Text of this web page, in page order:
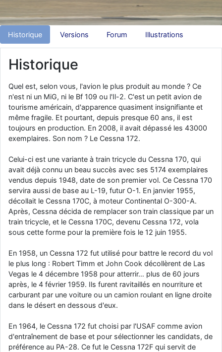
d9pouces
: mais tu peux tenter l'un des rares lycées militaires
comme le Prytanée dans la Sarthe, ça ne peut pas faire de mal !
scientifique, tu as donc encore un peu de temps devant toi
passionnée par l'aviation militaire , pourrais je savoir que faire après
le lycée pour s'orienter et pouvoir devenir officier de l'armée de l'air?
d9pouces : lesquels, par exemple ?
mahmoud : bonsoir, très instructif ce site .mais nous aimerions avoir
les photo des anciens appareils de l'armée de l'air de la haute -volta
jericho: Pour moi tout est à nouveau OK dirait-on… Merci à toi.
d9pouces: En espérant n’avoir coupé les accessoires de personne
au passage !
d9pouces: j'ai trouvé un palliatif un peu violent, mais ça devrait aller
un peu mieux
d9pouces: cette fois, c'est le Brésil et Singapour qui mettent le site
jericho : Ah ben je peux te confirmer que j'étais resté dans le filtre…
d9pouces : Désolé ! Mon filtrage a été un peu trop violent
manifestement
tout voir
Historique Versions Forum Illustrations
Historique
Quel est, selon vous, l'avion le plus produit au monde ? Ce
n'est ni un MiG, ni le Bf 109 ou l'Il-2. C'est un petit avion de
tourisme américain, d'apparence quasiment insignifiante et
même fragile. Et pourtant, depuis presque 60 ans, il est
toujours en production. En 2008, il avait dépassé les 43000
exemplaires. Son nom ? Le Cessna 172.
Celui-ci est une variante à train tricycle du Cessna 170, qui
avait déjà connu un beau succès avec ses 5174 exemplaires
vendus depuis 1948, date de son premier vol. Ce Cessna 170
servira aussi de base au L-19, futur O-1. En janvier 1955,
décollait le Cessna 170C, à moteur Continental O-300-A.
Après, Cessna décida de remplacer son train classique par un
train tricycle, et le Cessna 170C, devenu Cessna 172, vola
sous cette forme pour la première fois le 12 juin 1955.
En 1958, un Cessna 172 fut utilisé pour battre le record du vol
le plus long : Robert Timm et John Cook décollèrent de Las
Vegas le 4 décembre 1958 pour atterrir… plus de 60 jours
après, le 4 février 1959. Ils furent ravitaillés en nourriture et
carburant par une voiture ou un camion roulant en ligne droite
dans le désert en dessous d'eux.
En 1964, le Cessna 172 fut choisi par l'USAF comme avion
d'entraînement de base et pour sélectionner les candidats, de
préférence au PA-28. Ce fut le Cessna 172F qui servit de